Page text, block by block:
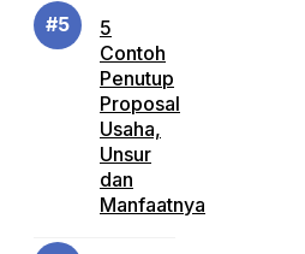
5
Contoh
Penutup
Proposal
Usaha,
Unsur
dan
Manfaatnya